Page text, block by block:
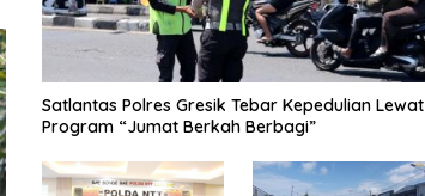
Satlantas Polres Gresik Tebar Kepedulian Lewat
Program “Jumat Berkah Berbagi”